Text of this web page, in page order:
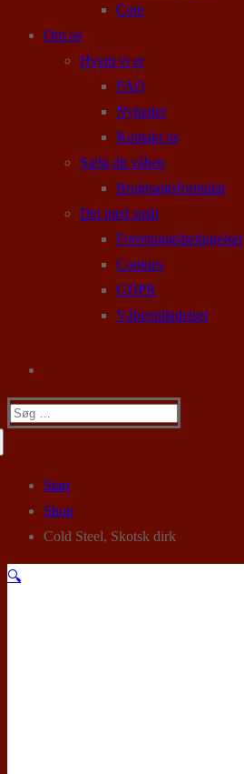
Core
Om os
Hvem vi er
FAQ
Nyheder
Kontakt os
Sælg dit våben
Brugtsalgsformular
Det med småt
Forretningsbetingelser
Cookies
GDPR
Våbentilladelser
Søg
Start
Shop
Cold Steel, Skotsk dirk
🔍